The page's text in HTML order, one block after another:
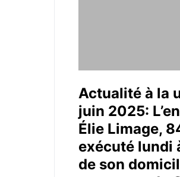
Actualité à la
juin 2025:
Élie Limage,
exécuté lundi
de son